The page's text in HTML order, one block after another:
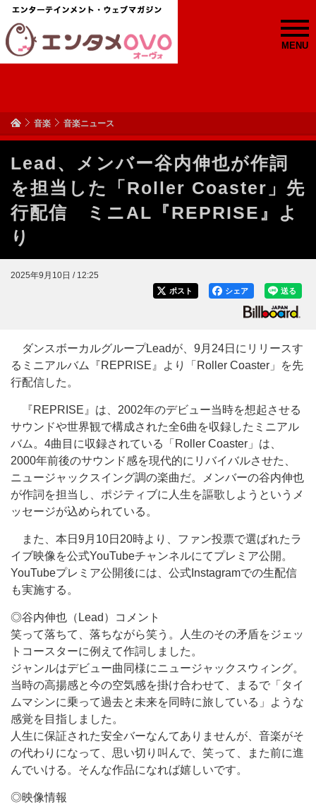
MENU
音楽 音楽ニュース
Lead、メンバー谷内伸也が作詞
を担当した「Roller Coaster」先
行配信 ミニAL『REPRISE』よ
り
2025年9月10日 / 12:25
送る
シェア
ポスト
ダンスボーカルグループLeadが、9月24日にリリースす
るミニアルバム『REPRISE』より「Roller Coaster」を先
行配信した。
『REPRISE』は、2002年のデビュー当時を想起させる
サウンドや世界観で構成された全6曲を収録したミニアル
バム。4曲目に収録されている「Roller Coaster」は、
2000年前後のサウンド感を現代的にリバイバルさせた、
ニュージャックスイング調の楽曲だ。メンバーの谷内伸也
が作詞を担当し、ポジティブに人生を謳歌しようというメ
ッセージが込められている。
また、本日9月10日20時より、ファン投票で選ばれたラ
イブ映像を公式YouTubeチャンネルにてプレミア公開。
YouTubeプレミア公開後には、公式Instagramでの生配信
も実施する。
◎谷内伸也（Lead）コメント
笑って落ちて、落ちながら笑う。人生のその矛盾をジェッ
トコースターに例えて作詞しました。
ジャンルはデビュー曲同様にニュージャックスウィング。
当時の高揚感と今の空気感を掛け合わせて、まるで「タイ
ムマシンに乗って過去と未来を同時に旅している」ような
感覚を目指しました。
人生に保証された安全バーなんてありませんが、音楽がそ
の代わりになって、思い切り叫んで、笑って、また前に進
んでいける。そんな作品になれば嬉しいです。
◎映像情報